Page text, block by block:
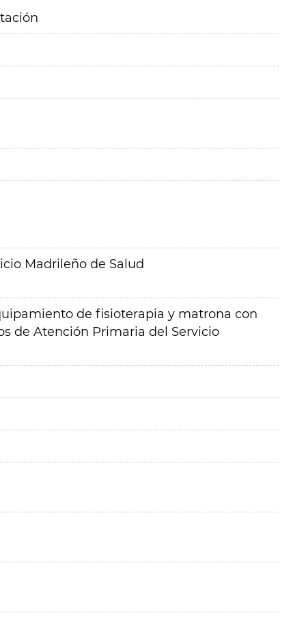
Madrileño de Salud
de fisioterapia y matrona con
de Atención Primaria del Servicio